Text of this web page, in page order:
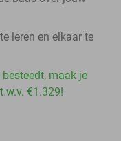
leren en elkaar te
maak je
€1.329!